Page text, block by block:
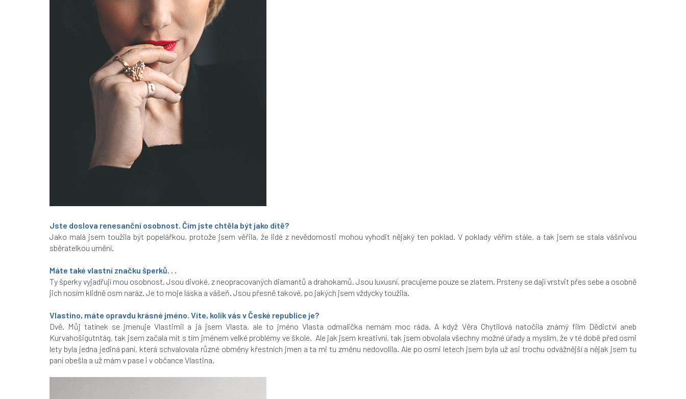
Jste doslova renesanční osobnost. Čím jste chtěla být jako dítě?
Jako malá jsem toužila být popelářkou, protože jsem věřila, že lidé z nevědomosti mohou vyhodit nějaký ten poklad. V poklady věřím stále, a tak jsem se stala vášnivou
sběratelkou umění.
Máte také vlastní značku šperků. . .
Ty šperky vyjadřují mou osobnost. Jsou divoké, z neopracovaných diamantů a drahokamů. Jsou luxusní, pracujeme pouze se zlatem. Prsteny se dají vrstvit přes sebe a osobně
jich nosím klidně osm naráz. Je to moje láska a vášeň. Jsou přesně takové, po jakých jsem vždycky toužila.
Vlastino, máte opravdu krásné jméno. Víte, kolik vás v České republice je?
Dvě. Můj tatínek se jmenuje Vlastimil a já jsem Vlasta, ale to jméno Vlasta odmalička nemám moc ráda. A když Věra Chytilová natočila známý film Dědictví aneb
Kurvahošigutntág, tak jsem začala mít s tím jménem velké problémy ve škole. Ale jak jsem kreativní, tak jsem obvolala všechny možné úřady a myslím, že v té době před osmi
lety byla jedna jediná paní, která schvalovala různé obměny křestních jmen a ta mi tu změnu nedovolila. Ale po osmi letech jsem byla už asi trochu odvážnější a nějak jsem tu
paní obešla a už mám v pase i v občance Vlastina.